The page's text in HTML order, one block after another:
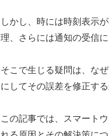
しかし、時には時刻表示
理、さらには通知の受信
そこで生じる疑問は、な
にしてその誤差を修正す
この記事では、スマート